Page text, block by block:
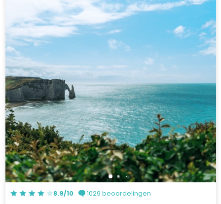
8.9/10 1029 beoordelingen